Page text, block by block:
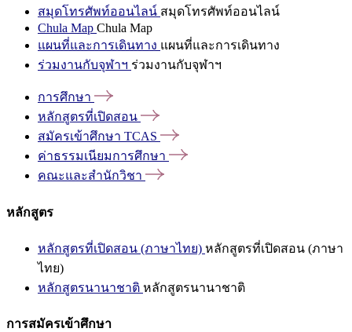
สมุดโทรศัพท์ออนไลน์ สมุดโทรศัพท์ออนไลน์
Chula Map Chula Map
แผนที่และการเดินทาง แผนที่และการเดินทาง
ร่วมงานกับจุฬาฯ ร่วมงานกับจุฬาฯ
การศึกษา
หลักสูตรที่เปิดสอน
สมัครเข้าศึกษา TCAS
ค่าธรรมเนียมการศึกษา
คณะและสำนักวิชา
หลักสูตร
หลักสูตรที่เปิดสอน (ภาษาไทย) หลักสูตรที่เปิดสอน (ภาษา
ไทย)
หลักสูตรนานาชาติ หลักสูตรนานาชาติ
การสมัครเข้าศึกษา